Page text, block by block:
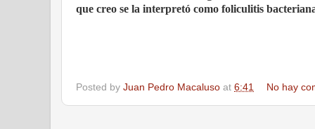
que creo se la interpretó como foliculitis
Posted by Juan Pedro Macaluso at 6:41 No hay